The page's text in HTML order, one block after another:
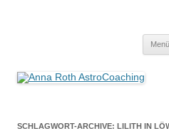
Menü
SCHLAGWORT-ARCHIVE: LILITH IN